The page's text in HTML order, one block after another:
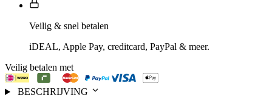
Veilig & snel betalen
iDEAL, Apple Pay, creditcard, PayPal & meer.
Veilig betalen met
BESCHRIJVING